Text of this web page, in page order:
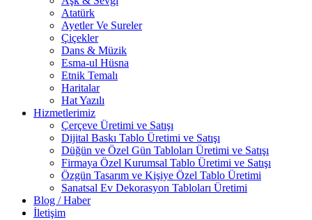
Atatürk
Ayetler Ve Sureler
Çiçekler
Dans & Müzik
Esma-ul Hüsna
Etnik Temalı
Haritalar
Hat Yazılı
Hizmetlerimiz
Çerçeve Üretimi ve Satışı
Dijital Baskı Tablo Üretimi ve Satışı
Düğün ve Özel Gün Tabloları Üretimi ve Satışı
Firmaya Özel Kurumsal Tablo Üretimi ve Satışı
Özgün Tasarım ve Kişiye Özel Tablo Üretimi
Sanatsal Ev Dekorasyon Tabloları Üretimi
Blog / Haber
İletişim